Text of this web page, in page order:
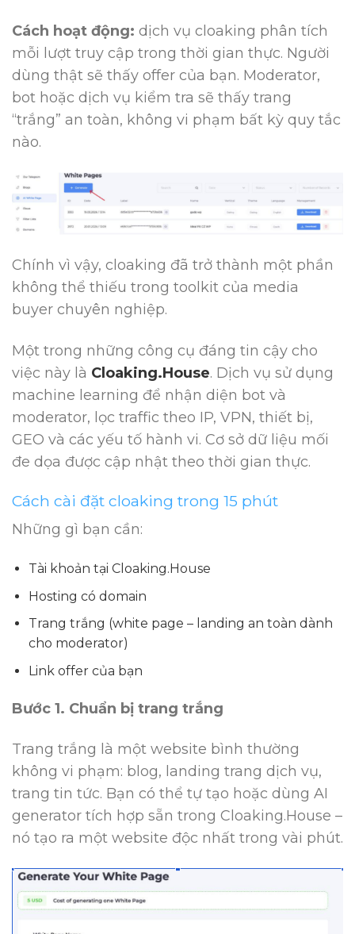
Cách hoạt động: dịch vụ cloaking phân tích
mỗi lượt truy cập trong thời gian thực. Người
dùng thật sẽ thấy offer của bạn. Moderator,
bot hoặc dịch vụ kiểm tra sẽ thấy trang
“trắng” an toàn, không vi phạm bất kỳ quy tắc
nào.
Chính vì vậy, cloaking đã trở thành một phần
không thể thiếu trong toolkit của media
buyer chuyên nghiệp.
Một trong những công cụ đáng tin cậy cho
việc này là Cloaking.House. Dịch vụ sử dụng
machine learning để nhận diện bot và
moderator, lọc traffic theo IP, VPN, thiết bị,
GEO và các yếu tố hành vi. Cơ sở dữ liệu mối
đe dọa được cập nhật theo thời gian thực.
Cách cài đặt cloaking trong 15 phút
Những gì bạn cần:
Tài khoản tại Cloaking.House
Hosting có domain
Trang trắng (white page – landing an toàn dành
cho moderator)
Link offer của bạn
Bước 1. Chuẩn bị trang trắng
Trang trắng là một website bình thường
không vi phạm: blog, landing trang dịch vụ,
trang tin tức. Bạn có thể tự tạo hoặc dùng AI
generator tích hợp sẵn trong Cloaking.House –
nó tạo ra một website độc nhất trong vài phút.